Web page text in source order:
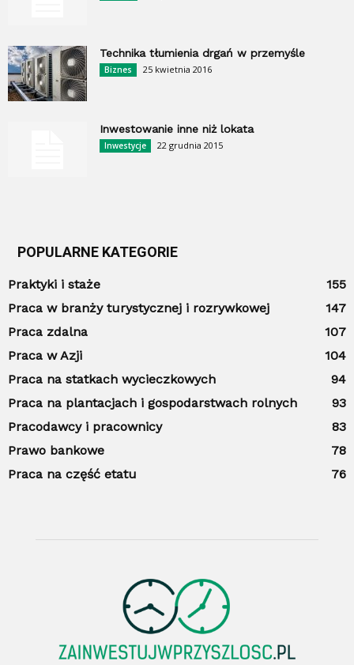
Technika tłumienia drgań w przemyśle
Biznes 25 kwietnia 2016
Inwestowanie inne niż lokata
Inwestycje 22 grudnia 2015
POPULARNE KATEGORIE
Praktyki i staże
155
Praca w branży turystycznej i rozrywkowej
147
Praca zdalna
107
Praca w Azji
104
Praca na statkach wycieczkowych
94
Praca na plantacjach i gospodarstwach rolnych
93
Pracodawcy i pracownicy
83
Prawo bankowe
78
Praca na część etatu
76